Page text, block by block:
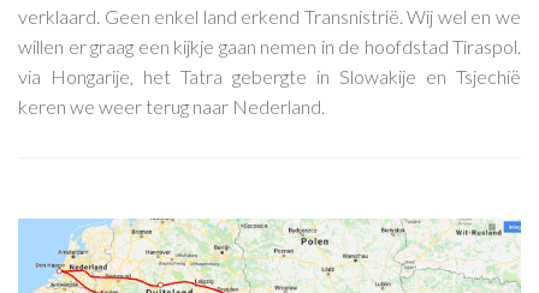
verklaard. Geen enkel land erkend Transnistrië. Wij wel en we
willen er graag een kijkje gaan nemen in de hoofdstad Tiraspol.
via Hongarije, het Tatra gebergte in Slowakije en Tsjechië
keren we weer terug naar Nederland.